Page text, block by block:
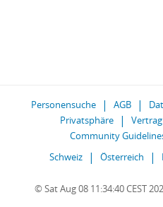
Personensuche AGB
Privatsphäre
Community
Schweiz
Österreich
© Sat Aug 08 11:34:40 CEST